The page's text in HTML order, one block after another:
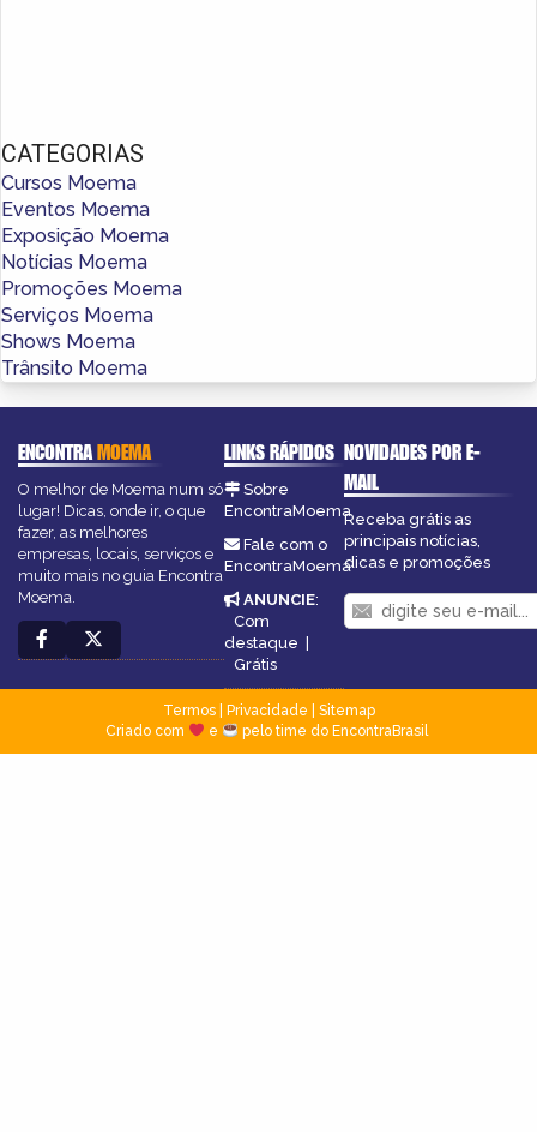
CATEGORIAS
Cursos Moema
Eventos Moema
Exposição Moema
Notícias Moema
Promoções Moema
Serviços Moema
Shows Moema
Trânsito Moema
ENCONTRAMOEMA
O melhor de Moema num só
lugar! Dicas, onde ir, o que
fazer, as melhores
empresas, locais, serviços e
muito mais no guia Encontra
Moema.
LINKS RÁPIDOS
Sobre
EncontraMoema
Fale com o
EncontraMoema
ANUNCIE:
Com
destaque
Grátis
NOVIDADES POR E-
MAIL
Receba grátis as
principais notícias,
dicas e promoções
Termos| Privacidade
Sitemap
Criado com
e pelo time do EncontraBrasil